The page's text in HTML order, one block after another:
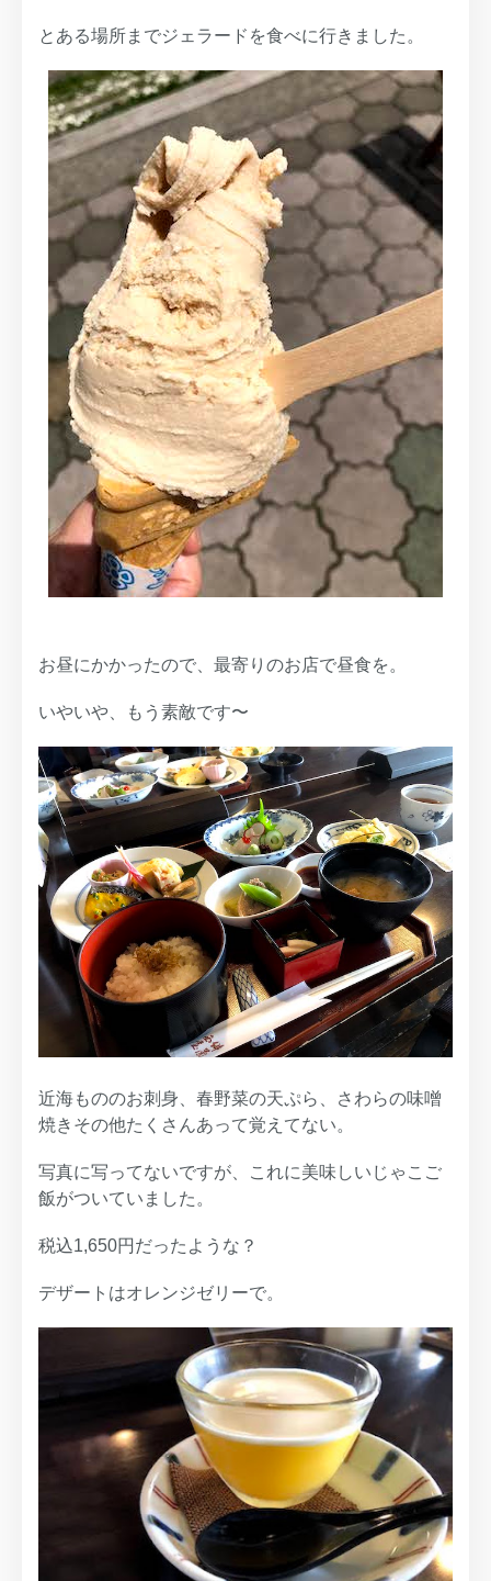
とある場所までジェラードを食べに行きました。
お昼にかかったので、最寄りのお店で昼食を。
いやいや、もう素敵です〜
近海もののお刺身、春野菜の天ぷら、さわらの味噌
焼きその他たくさんあって覚えてない。
写真に写ってないですが、これに美味しいじゃこご
飯がついていました。
税込1,650円だったような？
デザートはオレンジゼリーで。